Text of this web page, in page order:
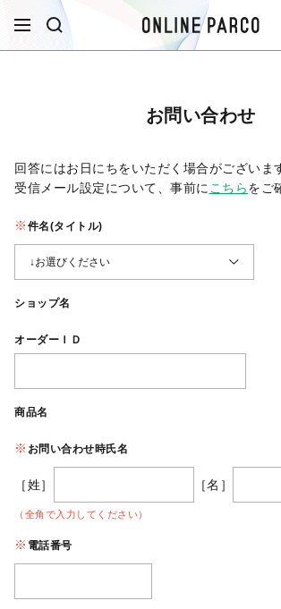
お問い合わせ
回答にはお日にちをいただく場合がございま
受信メール設定について、事前に こちらをご
件名(タイトル)
ショップ名
オーダーＩＤ
商品名
お問い合わせ時氏名
［姓］ ［名］
（全角で入力してください）
電話番号